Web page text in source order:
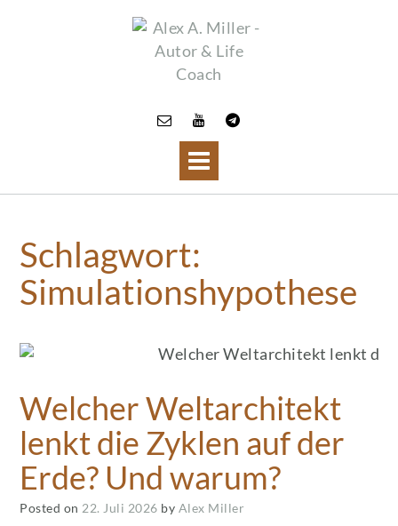
Schlagwort:
Simulationshypothese
Welcher Weltarchitekt
lenkt die Zyklen auf der
Erde? Und warum?
Posted on 22. Juli 2026 by Alex Miller